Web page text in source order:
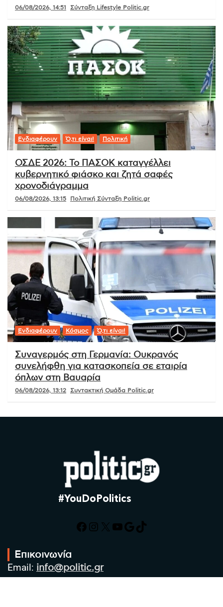
06/08/2026, 14:51 Σύνταξη Lifestyle Politic.gr
Ενδιαφέρουν Ό,τι είναι! Πολιτική
ΟΣΔΕ 2026: Το ΠΑΣΟΚ καταγγέλλει
κυβερνητικό φιάσκο και ζητά σαφές
χρονοδιάγραμμα
06/08/2026, 13:15 Πολιτική Σύνταξη Politic.gr
Ενδιαφέρουν Κόσμος Ό,τι είναι!
Συναγερμός στη Γερμανία: Ουκρανός
συνελήφθη για κατασκοπεία σε εταιρία
όπλων στη Βαυαρία
06/08/2026, 13:12 Συντακτική Ομάδα Politic.gr
#YouDoPolitics
Facebook
Instagram
X YouTube
Google
TikTok
Επικοινωνία
Email: info@politic.gr
Τηλ: